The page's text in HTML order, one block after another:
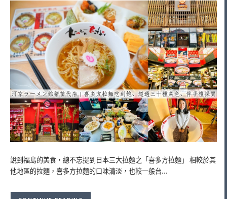
說到福島的美食，總不忘提到日本三大拉麵之「喜多方拉麵」 相較於其
他地區的拉麵，喜多方拉麵的口味清淡，也較一般台…